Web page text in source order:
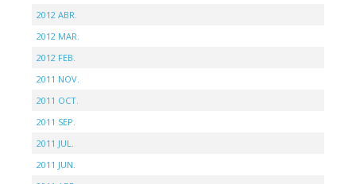
2012 ABR.
2012 MAR.
2012 FEB.
2011 NOV.
2011 OCT.
2011 SEP.
2011 JUL.
2011 JUN.